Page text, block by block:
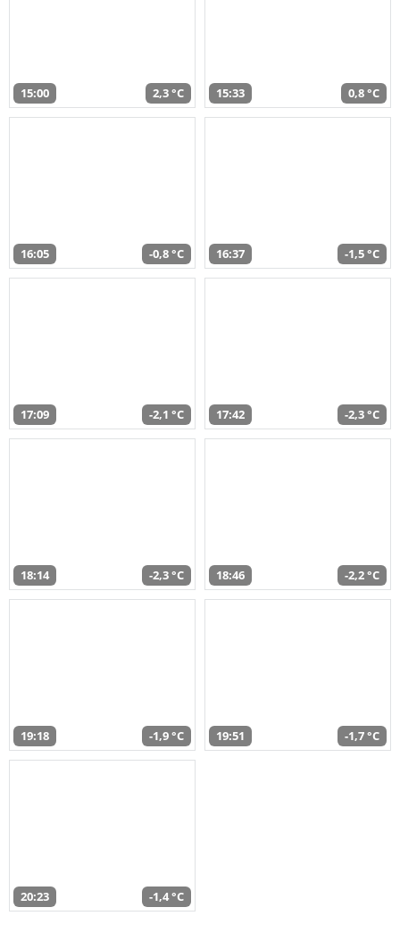
15:00 2,3 °C 15:33 0,8 °C
16:05 -0,8 °C 16:37 -1,5 °C
17:09 -2,1 °C 17:42 -2,3 °C
18:14 -2,3 °C 18:46 -2,2 °C
19:18 -1,9 °C 19:51 -1,7 °C
20:23 -1,4 °C